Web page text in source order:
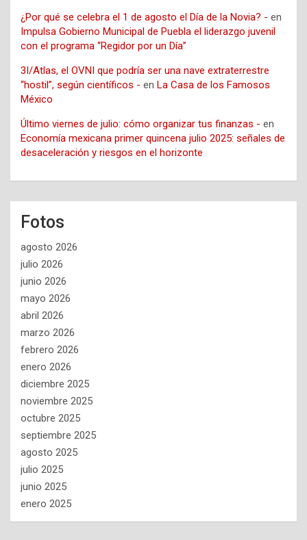
¿Por qué se celebra el 1 de agosto el Día de la Novia? - en
Impulsa Gobierno Municipal de Puebla el liderazgo juvenil
con el programa “Regidor por un Día”
3I/Atlas, el OVNI que podría ser una nave extraterrestre
“hostil”, según científicos - en La Casa de los Famosos
México
Último viernes de julio: cómo organizar tus finanzas - en
Economía mexicana primer quincena julio 2025: señales de
desaceleración y riesgos en el horizonte
Fotos
agosto 2026
julio 2026
junio 2026
mayo 2026
abril 2026
marzo 2026
febrero 2026
enero 2026
diciembre 2025
noviembre 2025
octubre 2025
septiembre 2025
agosto 2025
julio 2025
junio 2025
enero 2025